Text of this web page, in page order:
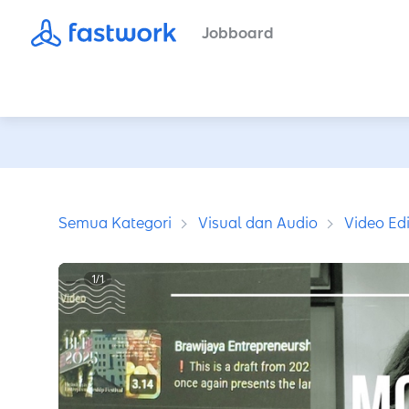
Jobboard
Semua Kategori Visual dan Audio Video
1/1